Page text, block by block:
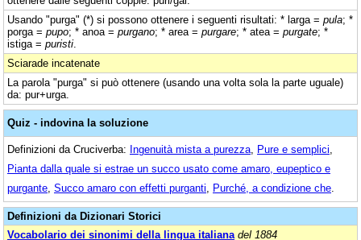
Usando "purga" (*) si possono ottenere i seguenti risultati: * larga = pula; *
porga = pupo; * anoa = purgano; * area = purgare; * atea = purgate; *
istiga = puristi
Sciarade incatenate
La parola "purga" si può ottenere (usando una volta sola la parte uguale)
da: pur+urga.
Quiz - indovina la soluzione
Definizioni da Cruciverba: Ingenuità mista a purezza Pure e semplici
Pianta dalla quale si estrae un succo usato come amaro, eupeptico e
purgante Succo amaro con effetti purganti Purché, a condizione che
Definizioni da Dizionari Storici
Vocabolario dei sinonimi della lingua italiana del 1884